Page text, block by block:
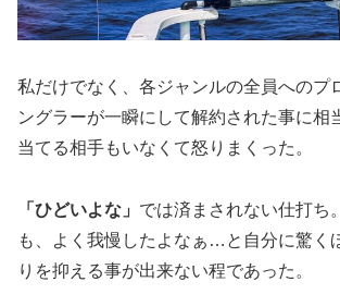
私だけでなく、各ジャンルの全員へのプ
ングラーが一瞬にして解約された事に相
当てる相手もいなくて怒りまくった。
「ひどいよな」 では済まされない仕打ち
も、よく我慢したよなぁ…と自分に驚く
りを抑える事が出来ない程であった。